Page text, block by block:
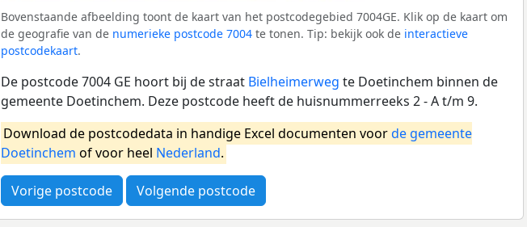
Bovenstaande afbeelding toont de kaart van het postcodegebied 7004GE. Klik op de kaart om
de geografie van de numerieke postcode 7004 te tonen. Tip: bekijk ook de interactieve
postcodekaart.
De postcode 7004 GE hoort bij de straat Bielheimerweg te Doetinchem binnen de
gemeente Doetinchem. Deze postcode heeft de huisnummerreeks 2 - A t/m 9.
Download de postcodedata in handige Excel documenten voorde gemeente
Doetinchem of voor heel Nederland.
Vorige postcode Volgende postcode